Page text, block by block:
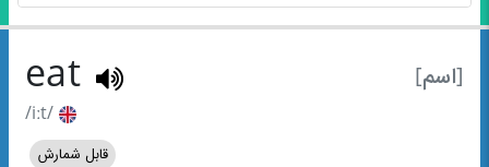
[اسم] eat
/iːt/
قابل شمارش